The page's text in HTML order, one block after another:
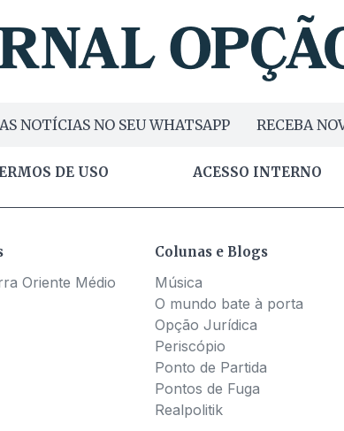
NOTÍCIAS NO SEU WHATSAPP RECEBA
DE USO ACESSO INTERNO
Oriente Médio
Colunas e Blogs
Música
O mundo bate à porta
Opção Jurídica
Periscópio
Ponto de Partida
Pontos de Fuga
Realpolitik